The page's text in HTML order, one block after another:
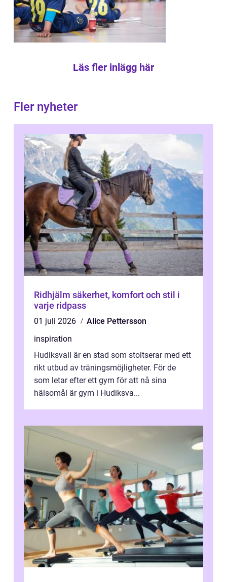
Läs fler inlägg här
Fler nyheter
Ridhjälm säkerhet, komfort och stil i
varje ridpass
01 juli 2026
Alice Pettersson
inspiration
Hudiksvall är en stad som stoltserar med ett
rikt utbud av träningsmöjligheter. För de
som letar efter ett gym för att nå sina
hälsomål är gym i Hudiksva...